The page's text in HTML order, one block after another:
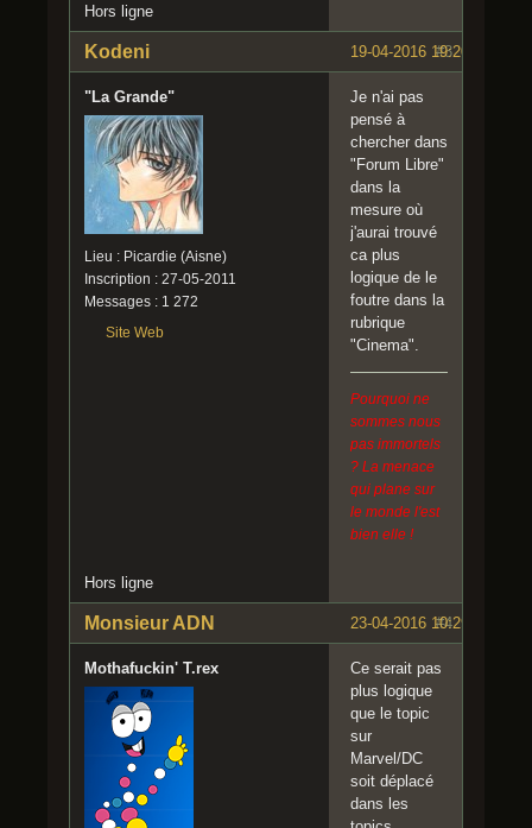
Hors ligne
#3
19-04-2016 19:20:05
Kodeni
"La Grande"
Lieu : Picardie (Aisne)
Inscription : 27-05-2011
Messages : 1 272
Site Web
Je n'ai pas
pensé à
chercher dans
"Forum Libre"
dans la
mesure où
j'aurai trouvé
ca plus
logique de le
foutre dans la
rubrique
"Cinema".
Pourquoi ne
sommes nous
pas immortels
? La menace
qui plane sur
le monde l'est
bien elle !
Hors ligne
#4
23-04-2016 10:29:34
Monsieur ADN
Mothafuckin' T.rex
Ce serait pas
plus logique
que le topic
sur
Marvel/DC
soit déplacé
dans les